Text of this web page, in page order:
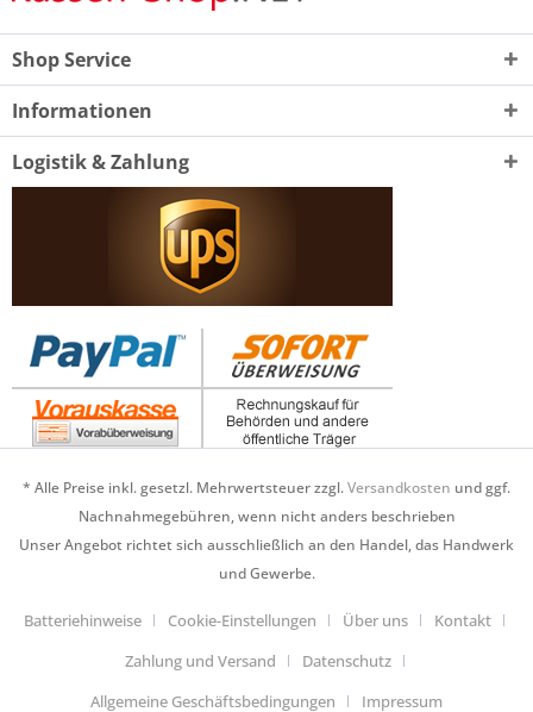
Shop Service
Informationen
Logistik & Zahlung
* Alle Preise inkl. gesetzl. Mehrwertsteuer zzgl.Versandkosten und ggf.
Nachnahmegebühren, wenn nicht anders beschrieben
Unser Angebot richtet sich ausschließlich an den Handel, das Handwerk
und Gewerbe.
Batteriehinweise Cookie-Einstellungen Über uns
Kontakt
Zahlung und Versand
Datenschutz
Allgemeine Geschäftsbedingungen
Impressum